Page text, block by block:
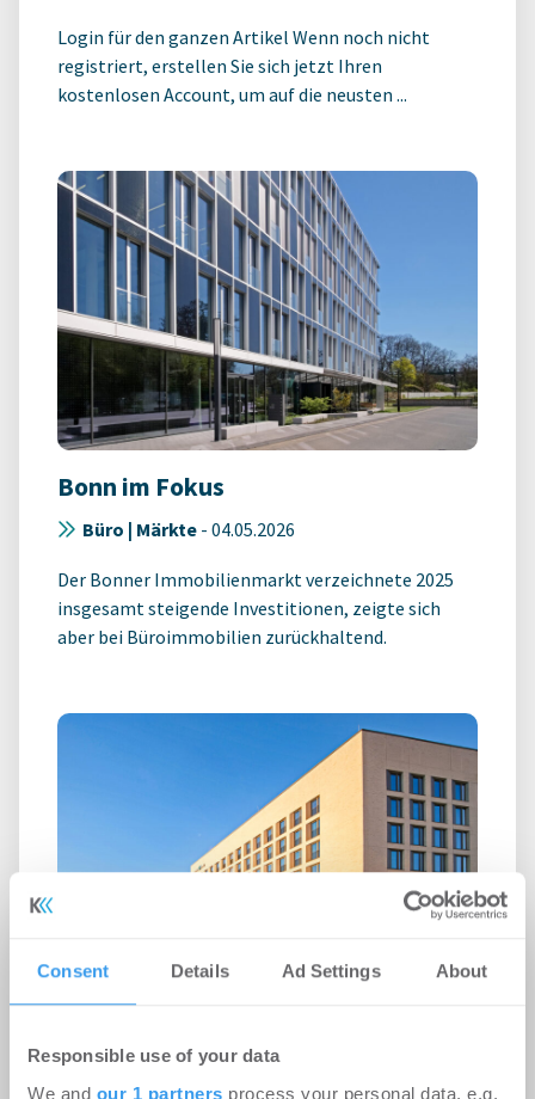
Consent Details Ad Settings About
Responsible use of your data
We and our 1 partners process your personal data, e.g.
Login für den ganzen Artikel Wenn noch nicht
registriert, erstellen Sie sich jetzt Ihren
kostenlosen Account, um auf die neusten ...
Bonn im Fokus
Büro | Märkte - 04.05.2026
Der Bonner Immobilienmarkt verzeichnete 2025
insgesamt steigende Investitionen, zeigte sich
aber bei Büroimmobilien zurückhaltend.
2025: Der Markt hat sich etwas